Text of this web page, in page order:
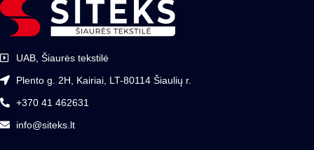
UAB, Šiaurės tekstilė
Plento g. 2H, Kairiai, LT-80114 Šiaulių r.
+370 41 462631
info@siteks.lt